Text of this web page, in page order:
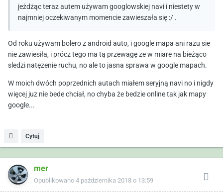
jeżdżąc teraz autem używam googlowskiej navi i niestety w
najmniej oczekiwanym momencie zawieszała się :/ .
Od roku używam bolero z android auto, i google mapa ani razu sie
nie zawiesiła, i prócz tego ma tą przewagę ze w miare na bieżąco
sledzi natęzenie ruchu, no ale to jasna sprawa w google mapach.
W moich dwóch poprzednich autach miałem seryjną navi no i nigdy
więcej juz nie bede chciał, no chyba że bedzie online tak jak mapy
google...
Cytuj
mer
Opublikowano 4 października 2018 o 13:59